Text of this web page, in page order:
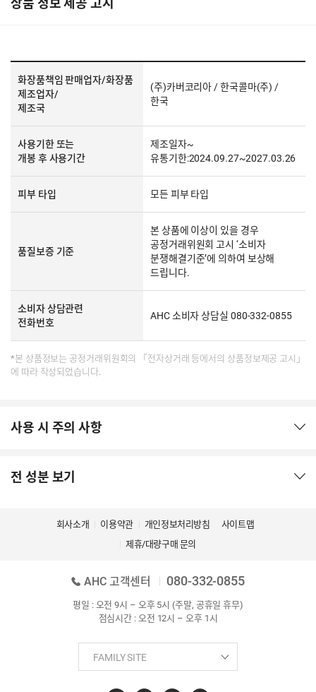
상품 정보 제공 고시
화장품책임 판매업자/화장품
제조업자/
제조국
(주)카버코리아 / 한국콜마(주) /
한국
사용기한 또는
개봉 후 사용기간
제조일자~
유통기한:2024.09.27~2027.03.26
피부 타입 모든 피부 타입
품질보증 기준
본 상품에 이상이 있을 경우
공정거래위원회 고시 ‘소비자
분쟁해결기준’에 의하여 보상해
드립니다.
소비자 상담관련
전화번호
AHC 소비자 상담실 080-332-0855
*본 상품정보는 공정거래위원회의 「전자상거래 등에서의 상품정보제공 고시」
에 따라 작성되었습니다.
사용 시 주의 사항
전 성분 보기
회사소개 이용약관 개인정보처리방침
사이트맵
제휴/대량구매 문의
AHC 고객센터 080-332-0855
평일 : 오전 9시 – 오후 5시 (주말, 공휴일 휴무)
점심시간 : 오전 12시 – 오후 1시